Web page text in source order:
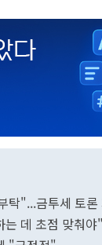
탁"...금투세 토론
는 데 초점 맞춰야"